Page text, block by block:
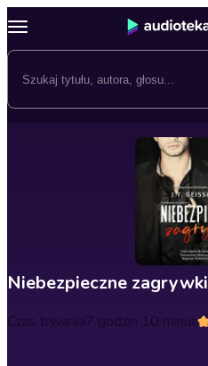
Niebezpieczne zagrywki
Czas trwania7 godzin 10 minut